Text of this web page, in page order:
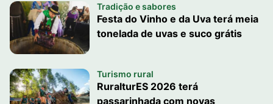
Tradição e sabores
Festa do Vinho e da Uva terá meia
tonelada de uvas e suco grátis
Turismo rural
RuralturES 2026 terá
passarinhada com novas